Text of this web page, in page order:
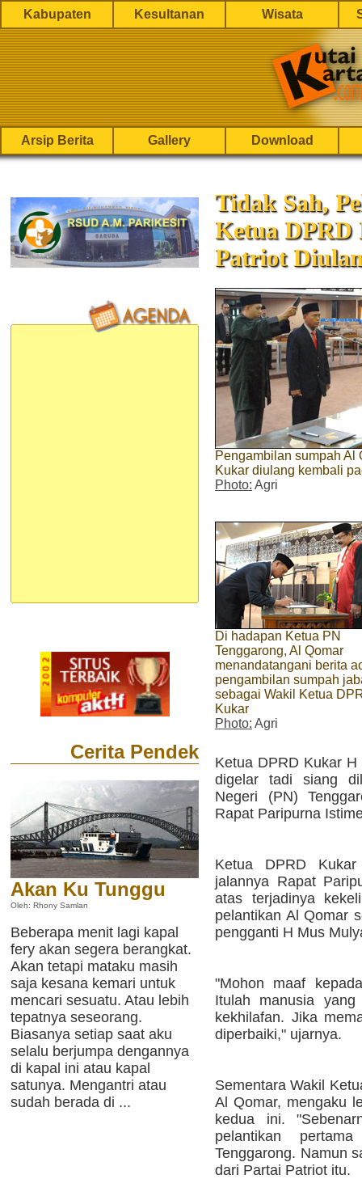
Kabupaten Kesultanan Wisata
Arsip Berita Gallery Download
Cerita Pendek
Akan Ku Tunggu
Oleh: Rhony Samlan
Beberapa menit lagi kapal
fery akan segera berangkat.
Akan tetapi mataku masih
saja kesana kemari untuk
mencari sesuatu. Atau lebih
tepatnya seseorang.
Biasanya setiap saat aku
selalu berjumpa dengannya
di kapal ini atau kapal
satunya. Mengantri atau
sudah berada di ...
Tidak Sah,
Ketua
Patriot
Pengambilan sumpah Al
Kukar diulang kembali
Photo: Agri
Di hadapan Ketua PN
Tenggarong, Al Qomar
menandatangani berita
pengambilan sumpah
sebagai Wakil Ketua
Kukar
Photo: Agri
Ketua DPRD Kukar
digelar tadi siang
Negeri (PN)
Rapat Paripurna
Ketua DPRD
jalannya Rapat
atas terjadinya
pelantikan Al Qomar
pengganti H Mus
"Mohon maaf
Itulah manusia
kekhilafan. Jika
diperbaiki," ujarnya.
Sementara Wakil
Al Qomar, mengaku
kedua ini.
pelantikan
Tenggarong. Namun
dari Partai Patriot itu.